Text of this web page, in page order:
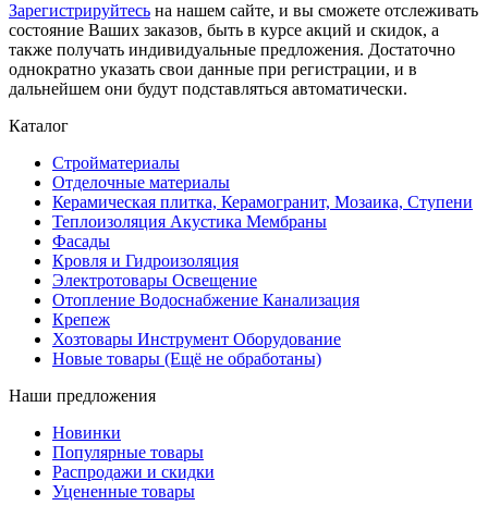
Зарегистрируйтесь на нашем сайте, и вы сможете отслеживать
состояние Ваших заказов, быть в курсе акций и скидок, а
также получать индивидуальные предложения. Достаточно
однократно указать свои данные при регистрации, и в
дальнейшем они будут подставляться автоматически.
Каталог
Стройматериалы
Отделочные материалы
Керамическая плитка, Керамогранит, Мозаика, Ступени
Теплоизоляция Акустика Мембраны
Фасады
Кровля и Гидроизоляция
Электротовары Освещение
Отопление Водоснабжение Канализация
Крепеж
Хозтовары Инструмент Оборудование
Новые товары (Ещё не обработаны)
Наши предложения
Новинки
Популярные товары
Распродажи и скидки
Уцененные товары